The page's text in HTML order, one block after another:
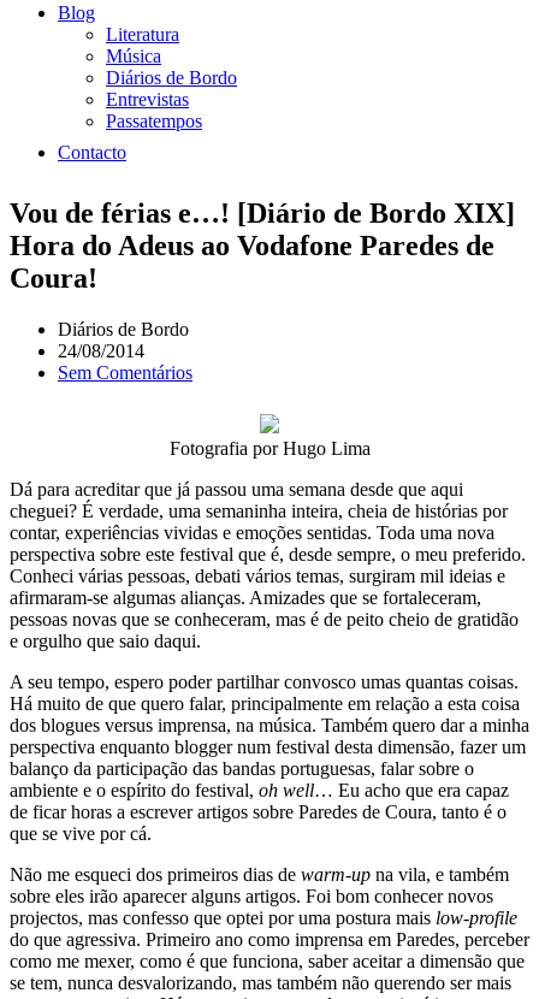
Blog
Literatura
Música
Diários de Bordo
Entrevistas
Passatempos
Contacto
Vou de férias e…! [Diário de Bordo XIX]
Hora do Adeus ao Vodafone Paredes de
Coura!
Diários de Bordo
24/08/2014
Sem Comentários
Fotografia por Hugo Lima
Dá para acreditar que já passou uma semana desde que aqui
cheguei? É verdade, uma semaninha inteira, cheia de histórias por
contar, experiências vividas e emoções sentidas. Toda uma nova
perspectiva sobre este festival que é, desde sempre, o meu preferido.
Conheci várias pessoas, debati vários temas, surgiram mil ideias e
afirmaram-se algumas alianças. Amizades que se fortaleceram,
pessoas novas que se conheceram, mas é de peito cheio de gratidão
e orgulho que saio daqui.
A seu tempo, espero poder partilhar convosco umas quantas coisas.
Há muito de que quero falar, principalmente em relação a esta coisa
dos blogues versus imprensa, na música. Também quero dar a minha
perspectiva enquanto blogger num festival desta dimensão, fazer um
balanço da participação das bandas portuguesas, falar sobre o
ambiente e o espírito do festival, oh well… Eu acho que era capaz
de ficar horas a escrever artigos sobre Paredes de Coura, tanto é o
que se vive por cá.
Não me esqueci dos primeiros dias de warm-up na vila, e também
sobre eles irão aparecer alguns artigos. Foi bom conhecer novos
projectos, mas confesso que optei por uma postura mais low-profile
do que agressiva. Primeiro ano como imprensa em Paredes, perceber
como me mexer, como é que funciona, saber aceitar a dimensão que
se tem, nunca desvalorizando, mas também não querendo ser mais